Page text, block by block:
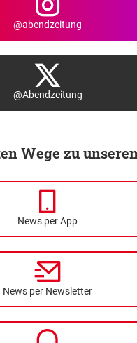
@abendzeitung
@Abendzeitung
Wege zu
News per App
News per Newsletter